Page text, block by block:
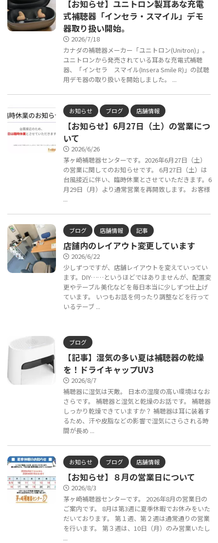
【お知らせ】ユニトロン製耳あな充電
式補聴器「インセラ・スマイル」デモ
器取り扱い開始。
2026/7/18
カナダの補聴器メーカー「ユニトロン(Unitron)」。
ユニトロンから発売されている耳あな充電式補聴
器、「インセラ スマイル(Insera Smile R)」の試聴
用デモ器の取り扱いを開始しました。 ...
お知らせ ブログ 店舗情報
【お知らせ】6月27日（土）の営業につ
いて
2026/6/26
茅ヶ崎補聴器センターです。2026年6月27日（土）
の営業に関してのお知らせです。 6月27日（土）は
台風接近に伴い、臨時休業とさせていただきます。6
月29日（月）より通常営業を再開致します。 お客様
...
ブログ 店舗情報 記事
店舗内のレイアウト変更しています
2026/6/22
少しずつですが、店舗レイアウトを変えていってい
ます。DIY……というほどではありませんが、配置変
更やテーブル美化などを毎日本当に少しずつ仕上げ
ています。 いつもお話を伺ったり調整などを行って
いるテーブ ...
ブログ
【記事】湿気の多い夏は補聴器の乾燥
を！ドライキャップUV3
2026/8/7
補聴器に湿気は天敵。 日本の湿度の高い環境はなお
さらです。 補聴器と湿気と乾燥のお話です。 補聴器
しっかり乾燥できていますか？ 補聴器は耳に装着す
るため、汗や皮脂などの影響で湿気にさらされる時
間が長め ...
お知らせ ブログ 店舗情報
【お知らせ】８月の営業日について
2026/8/3
茅ヶ崎補聴器センターです。 2026年8月の営業日の
ご案内です。 8月は第3週に夏季休暇でお休みをいた
だいております。 第１週、第２週は通常通りの営業
を行います。 第３週は、10日（月）のみ営業いたし
...